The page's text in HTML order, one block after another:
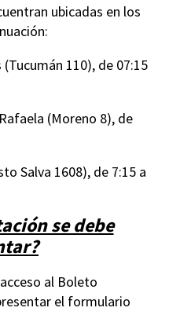
ubicadas en los
110), de 07:15
(Moreno 8), de
Salva 1608), de 7:15 a
se debe
al Boleto
el formulario